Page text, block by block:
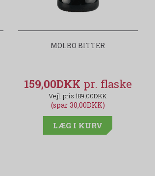
MOLBO BITTER
159,00DKK
189,00DKK
(spar 30,00DKK)
LÆG I KURV